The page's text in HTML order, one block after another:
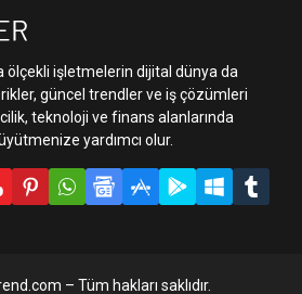
ölçekli işletmelerin dijital dünya da
güncel trendler ve iş çözümleri
teknoloji ve finans alanlarında
yardımcı olur.
– Tüm hakları saklıdır.